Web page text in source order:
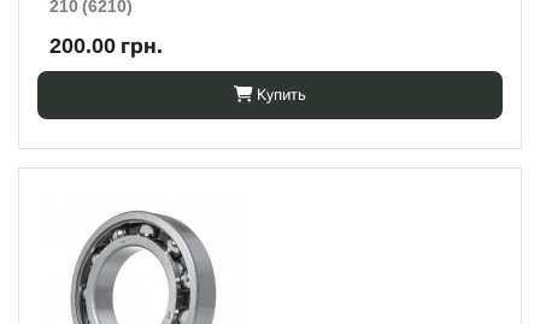
210 (6210)
200.00 грн.
Купить